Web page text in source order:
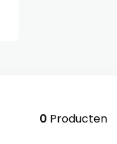
0 Producten